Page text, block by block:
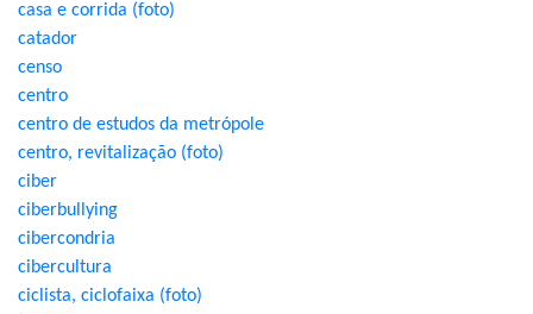
casa e corrida (foto)
catador
censo
centro
centro de estudos da metrópole
centro, revitalização (foto)
ciber
ciberbullying
cibercondria
cibercultura
ciclista, ciclofaixa (foto)